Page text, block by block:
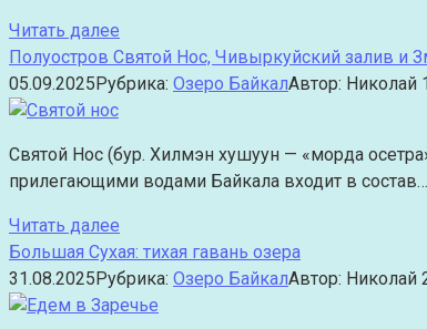
Читать далее
Полуостров Святой Нос, Чивыркуйский залив и
05.09.2025Рубрика: Озеро БайкалАвтор: Николай
Святой Нос (бур. Хилмэн хушуун — «морда
прилегающими водами Байкала входит в состав…
Читать далее
Большая Сухая: тихая гавань озера
31.08.2025Рубрика: Озеро БайкалАвтор: Николай